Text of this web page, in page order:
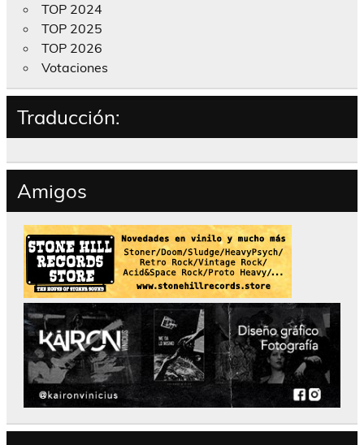
TOP 2024
TOP 2025
TOP 2026
Votaciones
Traducción:
Amigos